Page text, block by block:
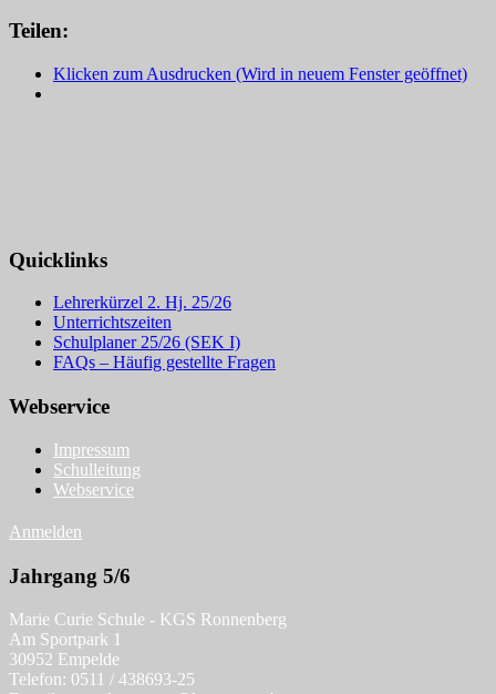
Teilen:
Klicken zum Ausdrucken (Wird in neuem Fenster geöffnet)
Quicklinks
Lehrerkürzel 2. Hj. 25/26
Unterrichtszeiten
Schulplaner 25/26 (SEK I)
FAQs – Häufig gestellte Fragen
Webservice
Impressum
Schulleitung
Webservice
Anmelden
Jahrgang 5/6
Marie Curie Schule - KGS Ronnenberg
Am Sportpark 1
30952 Empelde
Telefon: 0511 / 438693-25